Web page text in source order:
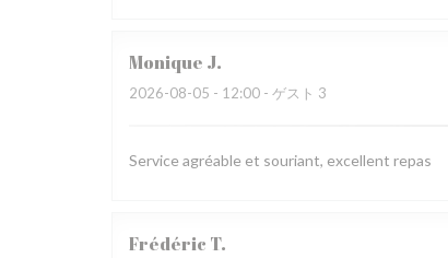
Monique J
2026-08-05 - 12:00 - ゲスト 3
Service agréable et souriant, excellent repas
Frédéric T